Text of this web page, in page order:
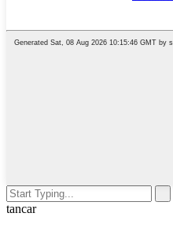
tancar